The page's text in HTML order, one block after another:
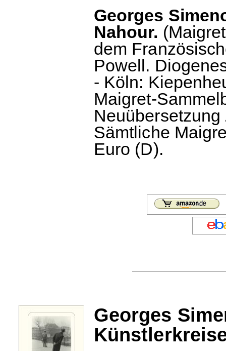
Georges
Nahour.
dem
Powell.
- Köln:
Maigret-
Sämtliche
Euro (D).
Georges